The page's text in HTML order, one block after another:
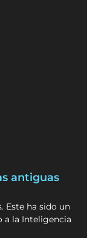
antiguas
Este ha sido un
a la Inteligencia